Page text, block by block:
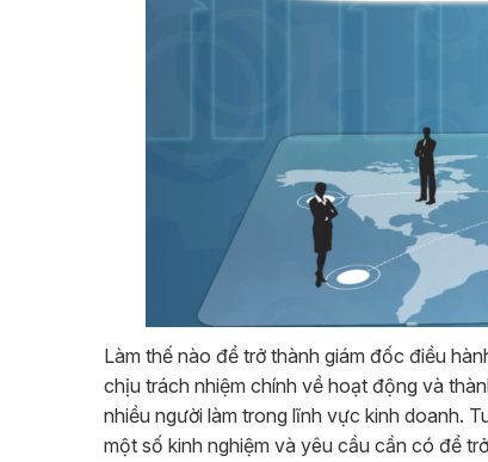
Làm thế nào để trở thành giám đốc điều
chịu trách nhiệm chính về hoạt động và
nhiều người làm trong lĩnh vực kinh doanh.
một số kinh nghiệm và yêu cầu cần có để